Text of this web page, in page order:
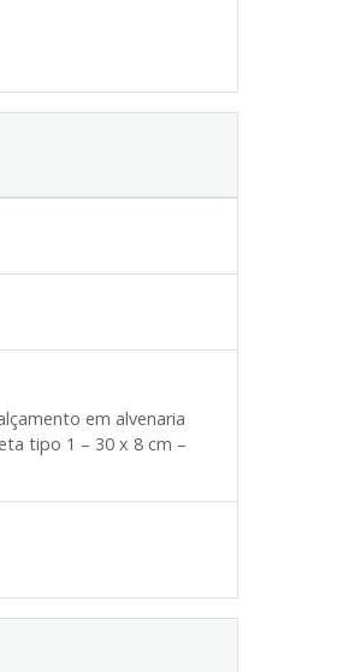
em alvenaria
tipo 1 – 30 x 8 cm –